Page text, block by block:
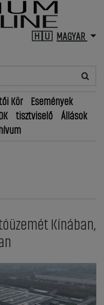
MAGYAR
Kör
Események
tisztviselő
Állások
Kínában,